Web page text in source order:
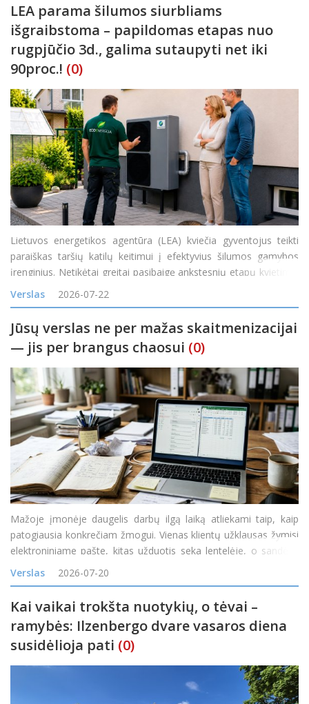
LEA parama šilumos siurbliams
išgraibstoma – papildomas etapas nuo
rugpjūčio 3d., galima sutaupyti net iki
90proc.! (0)
Lietuvos energetikos agentūra (LEA) kviečia gyventojus teikti
paraiškas taršių katilų keitimui į efektyvius šilumos gamybos
įrenginius. Netikėtai greitai pasibaigę ankstesnių etapų kvietimai
rodo itin didelį gyventojų susidomėjimą naujais ir efektyviais
šilumos siurbliais
Verslas 2026-07-22
Jūsų verslas ne per mažas skaitmenizacijai
— jis per brangus chaosui (0)
Mažoje įmonėje daugelis darbų ilgą laiką atliekami taip, kaip
patogiausia konkrečiam žmogui. Vienas klientų užklausas žymisi
elektroniniame pašte, kitas užduotis seka lentelėje, o sandėlio
likučiai tikrinami telefonu paklausus kolegos. Kol užsakymų
nedaug, toks veiklos būdas gali atrodyti pak
Verslas 2026-07-20
Kai vaikai trokšta nuotykių, o tėvai –
ramybės: Ilzenbergo dvare vasaros diena
susidėlioja pati (0)